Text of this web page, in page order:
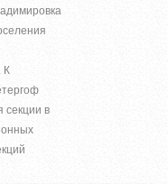
К
секции в